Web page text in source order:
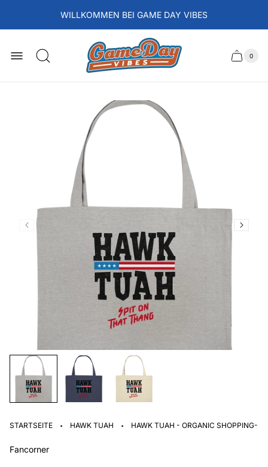
WILLKOMMEN BEI GAME DAY VIBES
Laden-
Logo
0
STARTSEITE · HAWK TUAH · HAWK TUAH - ORGANIC SHOPPING-
Fancorner